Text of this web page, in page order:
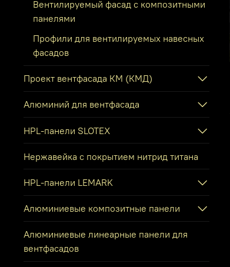
Вентилируемый фасад с композитными
панелями
Профили для вентилируемых навесных
фасадов
Проект вентфасада КМ (КМД)
Алюминий для вентфасада
HPL-панели SLOTEX
Нержавейка с покрытием нитрид титана
HPL-панели LEMARK
Алюминиевые композитные панели
Алюминиевые линеарные панели для
вентфасадов